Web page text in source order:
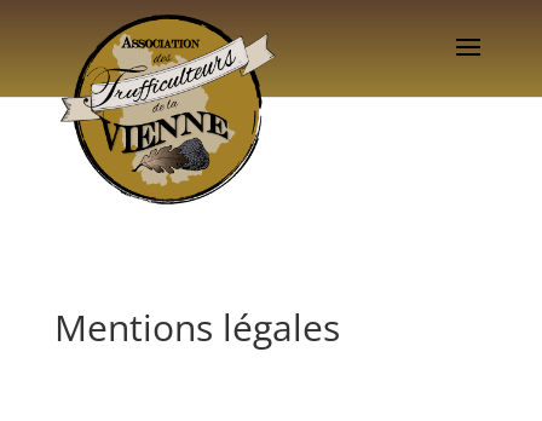
Mentions légales